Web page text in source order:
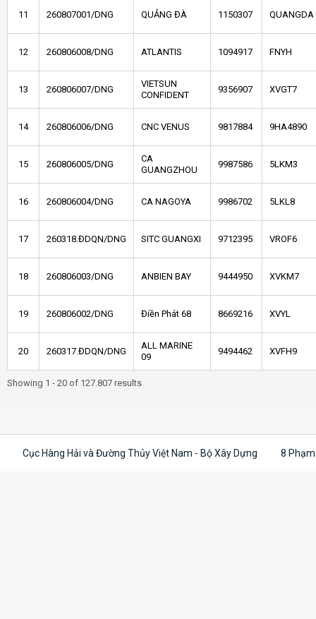
11 260807001/DNG QUẢNG ĐÀ 1150307 QUANGDA
12 260806008/DNG ATLANTIS 1094917 FNYH
13 260806007/DNG
VIETSUN
CONFIDENT
9356907 XVGT7
14 260806006/DNG CNC VENUS 9817884 9HA4890
15 260806005/DNG
CA
GUANGZHOU
9987586 5LKM3
16 260806004/DNG CA NAGOYA 9986702 5LKL8
17 260318.ĐDQN/DNG SITC GUANGXI 9712395 VROF6
18 260806003/DNG ANBIEN BAY 9444950 XVKM7
19 260806002/DNG Điền Phát 68 8669216 XVYL
20 260317.ĐDQN/DNG
ALL MARINE
09
9494462 XVFH9
Showing 1 - 20 of 127.807 results
Cục Hàng Hải và Đường Thủy Việt Nam - Bộ Xây Dựng 8 Phạm